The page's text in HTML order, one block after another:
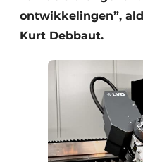
ontwikkelingen”,
Kurt Debbaut.